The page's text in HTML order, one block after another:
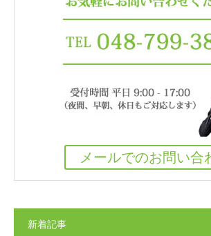
メールでのお問い合
新着記事